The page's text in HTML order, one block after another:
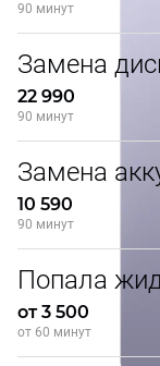
90 минут
Замена
22 990
90 минут
Замена
10 590
90 минут
Попала
от 3 500
от 60 минут